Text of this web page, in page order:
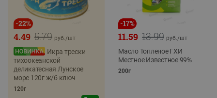
-22%
5.79
4.49 руб./шт
Икра трески
тихоокеанской
деликатесная Лунское
море 120г ж/б ключ
120г
-17%
13.99
11.59 руб./шт
Масло Топленое ГХИ
Местное Известное 99%
200г